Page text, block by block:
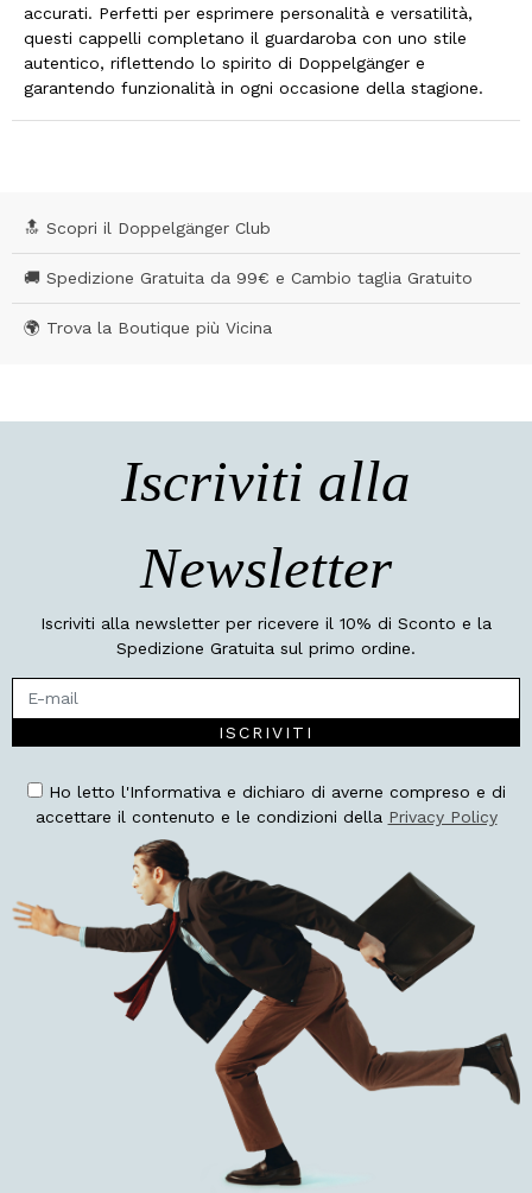
accurati. Perfetti per esprimere personalità e versatilità,
questi cappelli completano il guardaroba con uno stile
autentico, riflettendo lo spirito di Doppelgänger e
garantendo funzionalità in ogni occasione della stagione.
🔝 Scopri il Doppelgänger Club
🚚 Spedizione Gratuita da 99€ e Cambio taglia Gratuito
🌍 Trova la Boutique più Vicina
Iscriviti alla
Newsletter
Iscriviti alla newsletter per ricevere il 10% di Sconto e la
Spedizione Gratuita sul primo ordine.
ISCRIVITI
Ho letto l'Informativa e dichiaro di averne compreso e di
accettare il contenuto e le condizioni della Privacy Policy